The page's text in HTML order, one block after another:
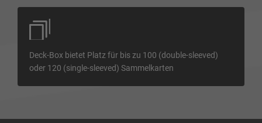
Deck-Box bietet Platz für bis zu 100 (double-sleeved)
oder 120 (single-sleeved) Sammelkarten